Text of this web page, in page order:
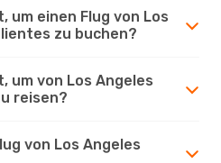
um einen Flug von Los
zu buchen?
um von Los Angeles
reisen?
von Los Angeles